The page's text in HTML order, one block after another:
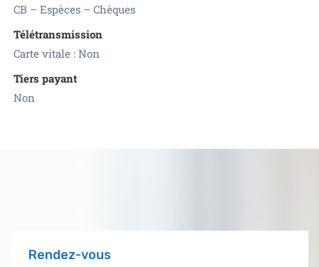
CB – Espèces – Chèques
Télétransmission
Carte vitale : Non
Tiers payant
Non
Rendez-vous